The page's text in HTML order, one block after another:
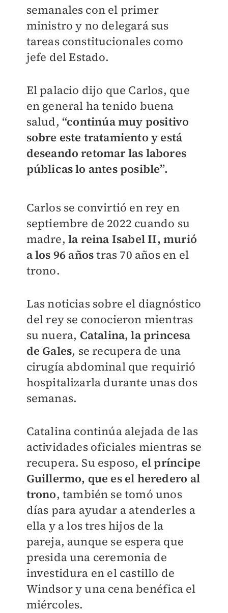
semanales con el primer
ministro y no delegará sus
tareas constitucionales como
jefe del Estado.
El palacio dijo que Carlos, que
en general ha tenido buena
salud, “continúa muy positivo
sobre este tratamiento y está
deseando retomar las labores
públicas lo antes posible”.
Carlos se convirtió en rey en
septiembre de 2022 cuando su
madre, la reina Isabel II, murió
a los 96 añostras 70 años en el
trono.
Las noticias sobre el diagnóstico
del rey se conocieron mientras
su nuera, Catalina, la princesa
de Gales, se recupera de una
cirugía abdominal que requirió
hospitalizarla durante unas dos
semanas.
Catalina continúa alejada de las
actividades oficiales mientras se
recupera. Su esposo, el príncipe
Guillermo, que es el heredero al
trono, también se tomó unos
días para ayudar a atenderles a
ella y a los tres hijos de la
pareja, aunque se espera que
presida una ceremonia de
investidura en el castillo de
Windsor y una cena benéfica el
miércoles.